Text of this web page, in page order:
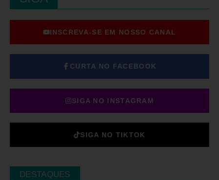
INSCREVA-SE EM NOSSO CANAL
CURTA NO FACEBOOK
SIGA NO INSTAGRAM
SIGA NO TIKTOK
DESTAQUES